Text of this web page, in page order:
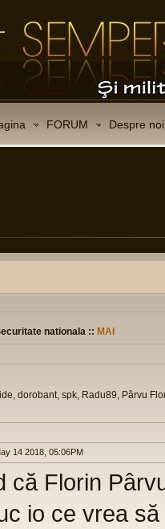
FORUM Despre noi
nationala :: MAI
dorobant, spk, Radu89, Pârvu
14 2018, 05:06PM
că Florin
io ce vrea